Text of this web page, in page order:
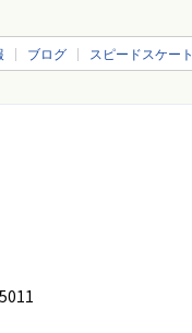
ブログ スピードスケート